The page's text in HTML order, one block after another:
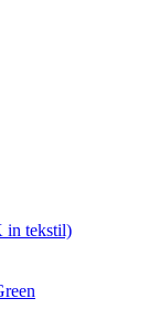
in tekstil)